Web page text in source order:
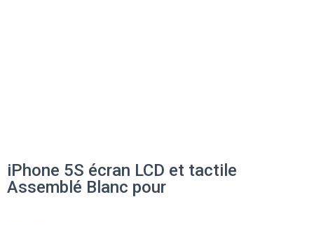
iPhone 5S écran LCD et tactile
Assemblé Blanc pour